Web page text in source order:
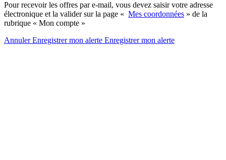
Pour recevoir les offres par e-mail, vous devez saisir votre adresse
électronique et la valider sur la page « Mes coordonnées » de la
rubrique « Mon compte »
AnnulerEnregistrer mon alerte Enregistrermon alerte